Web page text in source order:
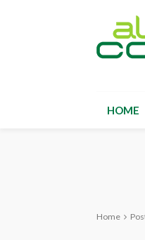
HOME
Home